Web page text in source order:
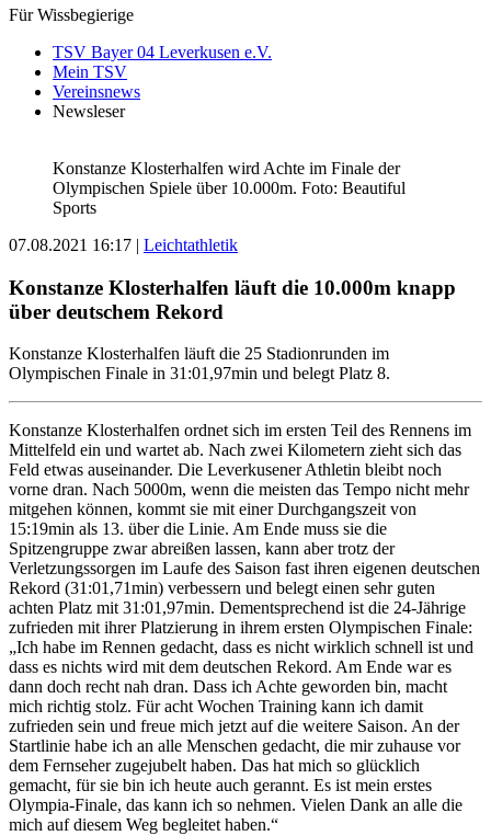
Für Wissbegierige
TSV Bayer 04 Leverkusen e.V.
Mein TSV
Vereinsnews
Newsleser
Konstanze Klosterhalfen wird Achte im Finale der
Olympischen Spiele über 10.000m. Foto: Beautiful
Sports
07.08.2021 16:17 | Leichtathletik
Konstanze Klosterhalfen läuft die 10.000m knapp
über deutschem Rekord
Konstanze Klosterhalfen läuft die 25 Stadionrunden im
Olympischen Finale in 31:01,97min und belegt Platz 8.
Konstanze Klosterhalfen ordnet sich im ersten Teil des Rennens im
Mittelfeld ein und wartet ab. Nach zwei Kilometern zieht sich das
Feld etwas auseinander. Die Leverkusener Athletin bleibt noch
vorne dran. Nach 5000m, wenn die meisten das Tempo nicht mehr
mitgehen können, kommt sie mit einer Durchgangszeit von
15:19min als 13. über die Linie. Am Ende muss sie die
Spitzengruppe zwar abreißen lassen, kann aber trotz der
Verletzungssorgen im Laufe des Saison fast ihren eigenen deutschen
Rekord (31:01,71min) verbessern und belegt einen sehr guten
achten Platz mit 31:01,97min. Dementsprechend ist die 24-Jährige
zufrieden mit ihrer Platzierung in ihrem ersten Olympischen Finale:
„Ich habe im Rennen gedacht, dass es nicht wirklich schnell ist und
dass es nichts wird mit dem deutschen Rekord. Am Ende war es
dann doch recht nah dran. Dass ich Achte geworden bin, macht
mich richtig stolz. Für acht Wochen Training kann ich damit
zufrieden sein und freue mich jetzt auf die weitere Saison. An der
Startlinie habe ich an alle Menschen gedacht, die mir zuhause vor
dem Fernseher zugejubelt haben. Das hat mich so glücklich
gemacht, für sie bin ich heute auch gerannt. Es ist mein erstes
Olympia-Finale, das kann ich so nehmen. Vielen Dank an alle die
mich auf diesem Weg begleitet haben.“